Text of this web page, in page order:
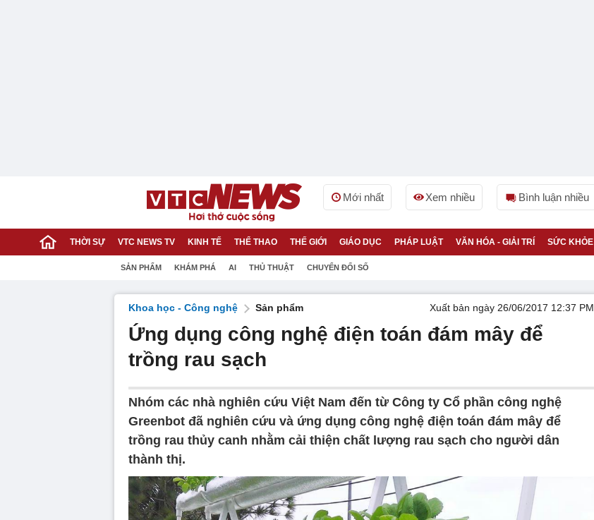
Mới nhất Xem nhiều Bình luận nhiều
THỜI SỰ VTC NEWS TV KINH TẾ THỂ THAO THẾ GIỚI GIÁO DỤC PHÁP LUẬT VĂN HÓA - GIẢI TRÍ SỨC KHỎE
SẢN PHẨM KHÁM PHÁ AI THỦ THUẬT CHUYỂN ĐỔI SỐ
Khoa học - Công nghệ Sản phẩm Xuất bản ngày 26/06/2017 12:37 PM
Ứng dụng công nghệ điện toán đám mây để
trồng rau sạch
Nhóm các nhà nghiên cứu Việt Nam đến từ Công ty Cổ phần công nghệ
Greenbot đã nghiên cứu và ứng dụng công nghệ điện toán đám mây để
trồng rau thủy canh nhằm cải thiện chất lượng rau sạch cho người dân
thành thị.